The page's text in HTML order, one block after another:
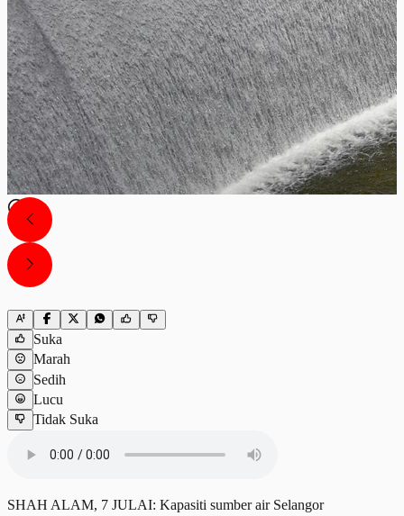
Suka
Marah
Sedih
Lucu
Tidak Suka
SHAH ALAM, 7 JULAI: Kapasiti sumber air Selangor